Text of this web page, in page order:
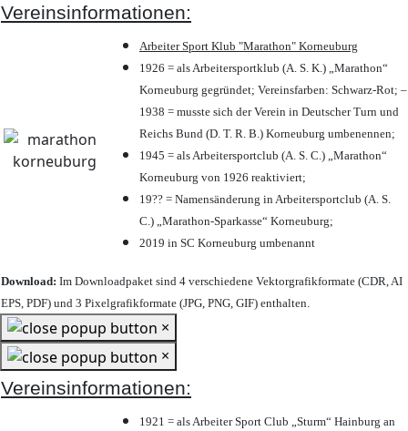
Vereinsinformationen:
Arbeiter Sport Klub "Marathon" Korneuburg
1926 = als Arbeitersportklub (A. S. K.) „Marathon“
Korneuburg gegründet; Vereinsfarben: Schwarz-Rot; –
1938 = musste sich der Verein in Deutscher Turn und
Reichs Bund (D. T. R. B.) Korneuburg umbenennen;
1945 = als Arbeitersportclub (A. S. C.) „Marathon“
Korneuburg von 1926 reaktiviert;
19?? = Namensänderung in Arbeitersportclub (A. S.
C.) „Marathon-Sparkasse“ Korneuburg;
2019 in SC Korneuburg umbenannt
Download: Im Downloadpaket sind 4 verschiedene Vektorgrafikformate (CDR, AI
EPS, PDF) und 3 Pixelgrafikformate (JPG, PNG, GIF) enthalten.
×
×
Vereinsinformationen:
1921 = als Arbeiter Sport Club „Sturm“ Hainburg an